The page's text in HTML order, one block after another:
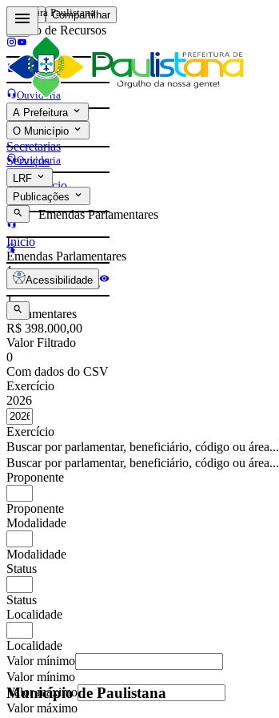
Prefeitura Paulistana
Contatos
Ouvidoria
e-Sic
Contatos
Ouvidoria
e-Sic
Acessibilidade
A Prefeitura
O Município
Secretarias
Serviços
LRF
Publicações
Voltar Compartilhar
Gestão de Recursos
Início
Emendas Parlamentares
Início
Emendas Parlamentares
1
Emendas em 2026
1
Parlamentares
R$ 398.000,00
Valor Filtrado
0
Com dados do CSV
Exercício
2026
Exercício
Buscar por parlamentar, beneficiário, código ou área...
Buscar por parlamentar, beneficiário, código ou área...
Proponente
Proponente
Modalidade
Modalidade
Status
Status
Localidade
Localidade
Valor mínimo
Valor mínimo
Valor máximo
Valor máximo
Município de Paulistana